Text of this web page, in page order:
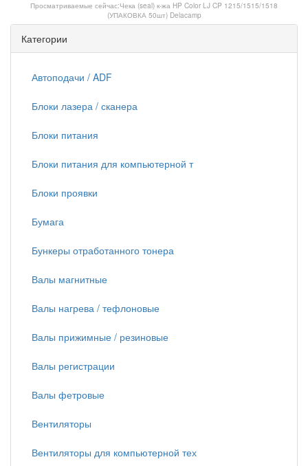
Просматриваемые сейчас:Чека (seal) к-жа HP Color LJ CP 1215/1515/1518
(УПАКОВКА 50шт) Delacamp
Категории
Автоподачи / ADF
Блоки лазера / сканера
Блоки питания
Блоки питания для компьютерной т
Блоки проявки
Бумага
Бункеры отработанного тонера
Валы магнитные
Валы нагрева / тефлоновые
Валы прижимные / резиновые
Валы регистрации
Валы фетровые
Вентиляторы
Вентиляторы для компьютерной тех